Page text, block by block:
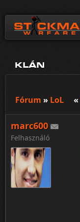
KLÁN
Fórum » LoL «
marc600
Felhasználó